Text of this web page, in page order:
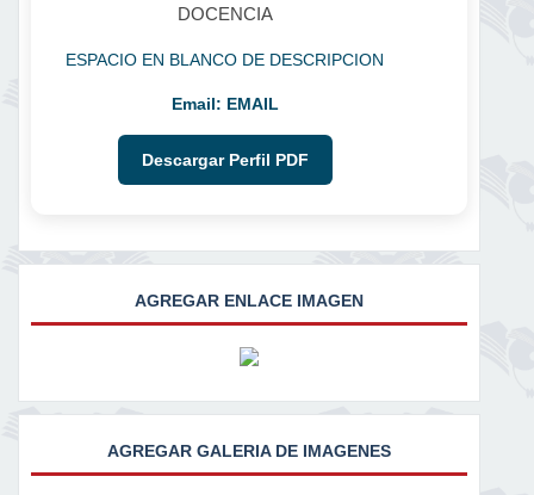
DOCENCIA
ESPACIO EN BLANCO DE DESCRIPCION
Email: EMAIL
Descargar Perfil PDF
AGREGAR ENLACE IMAGEN
AGREGAR GALERIA DE IMAGENES